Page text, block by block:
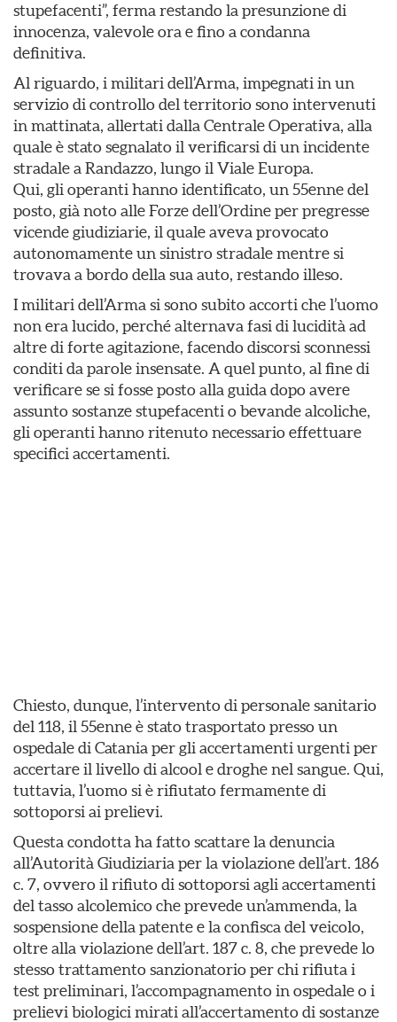
stupefacenti”, ferma restando la presunzione di
innocenza, valevole ora e fino a condanna
definitiva.
Al riguardo, i militari dell’Arma, impegnati in un
servizio di controllo del territorio sono intervenuti
in mattinata, allertati dalla Centrale Operativa, alla
quale è stato segnalato il verificarsi di un incidente
stradale a Randazzo, lungo il Viale Europa.
Qui, gli operanti hanno identificato, un 55enne del
posto, già noto alle Forze dell’Ordine per pregresse
vicende giudiziarie, il quale aveva provocato
autonomamente un sinistro stradale mentre si
trovava a bordo della sua auto, restando illeso.
I militari dell’Arma si sono subito accorti che l’uomo
non era lucido, perché alternava fasi di lucidità ad
altre di forte agitazione, facendo discorsi sconnessi
conditi da parole insensate. A quel punto, al fine di
verificare se si fosse posto alla guida dopo avere
assunto sostanze stupefacenti o bevande alcoliche,
gli operanti hanno ritenuto necessario effettuare
specifici accertamenti.
Chiesto, dunque, l’intervento di personale sanitario
del 118, il 55enne è stato trasportato presso un
ospedale di Catania per gli accertamenti urgenti per
accertare il livello di alcool e droghe nel sangue. Qui,
tuttavia, l’uomo si è rifiutato fermamente di
sottoporsi ai prelievi.
Questa condotta ha fatto scattare la denuncia
all’Autorità Giudiziaria per la violazione dell’art. 186
c. 7, ovvero il rifiuto di sottoporsi agli accertamenti
del tasso alcolemico che prevede un’ammenda, la
sospensione della patente e la confisca del veicolo,
oltre alla violazione dell’art. 187 c. 8, che prevede lo
stesso trattamento sanzionatorio per chi rifiuta i
test preliminari, l’accompagnamento in ospedale o i
prelievi biologici mirati all’accertamento di sostanze